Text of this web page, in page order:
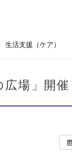
生活支援（ケア）
広場」開催